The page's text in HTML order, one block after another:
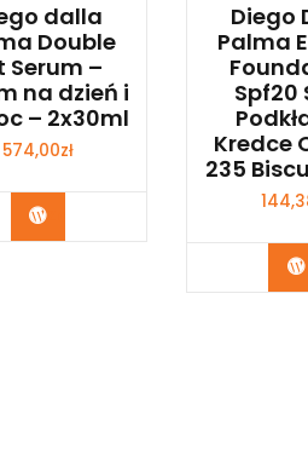
dalla
Double
Serum –
na dzień i
– 2x30ml
574,00zł
Zobacz
Diego
Palma
Spf20
Kredce
235